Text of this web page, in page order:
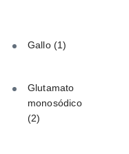
Gallo(1)
Glutamato
monosódico
(2)